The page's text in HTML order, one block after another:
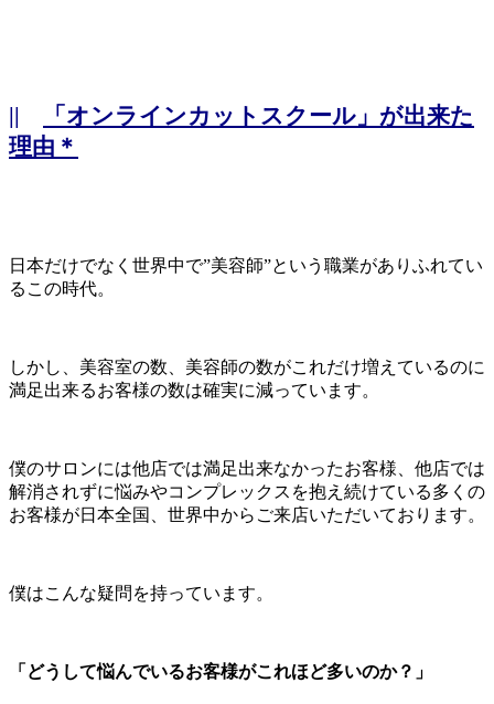
||
「オンラインカットスクール」が出来た
理由＊
日本だけでなく世界中で”美容師”という職業がありふれてい
るこの時代。
しかし、美容室の数、美容師の数がこれだけ増えているのに
満足出来るお客様の数は確実に減っています。
僕のサロンには他店では満足出来なかったお客様、他店では
解消されずに悩みやコンプレックスを抱え続けている多くの
お客様が日本全国、世界中からご来店いただいております。
僕はこんな疑問を持っています。
「どうして悩んでいるお客様がこれほど多いのか？」